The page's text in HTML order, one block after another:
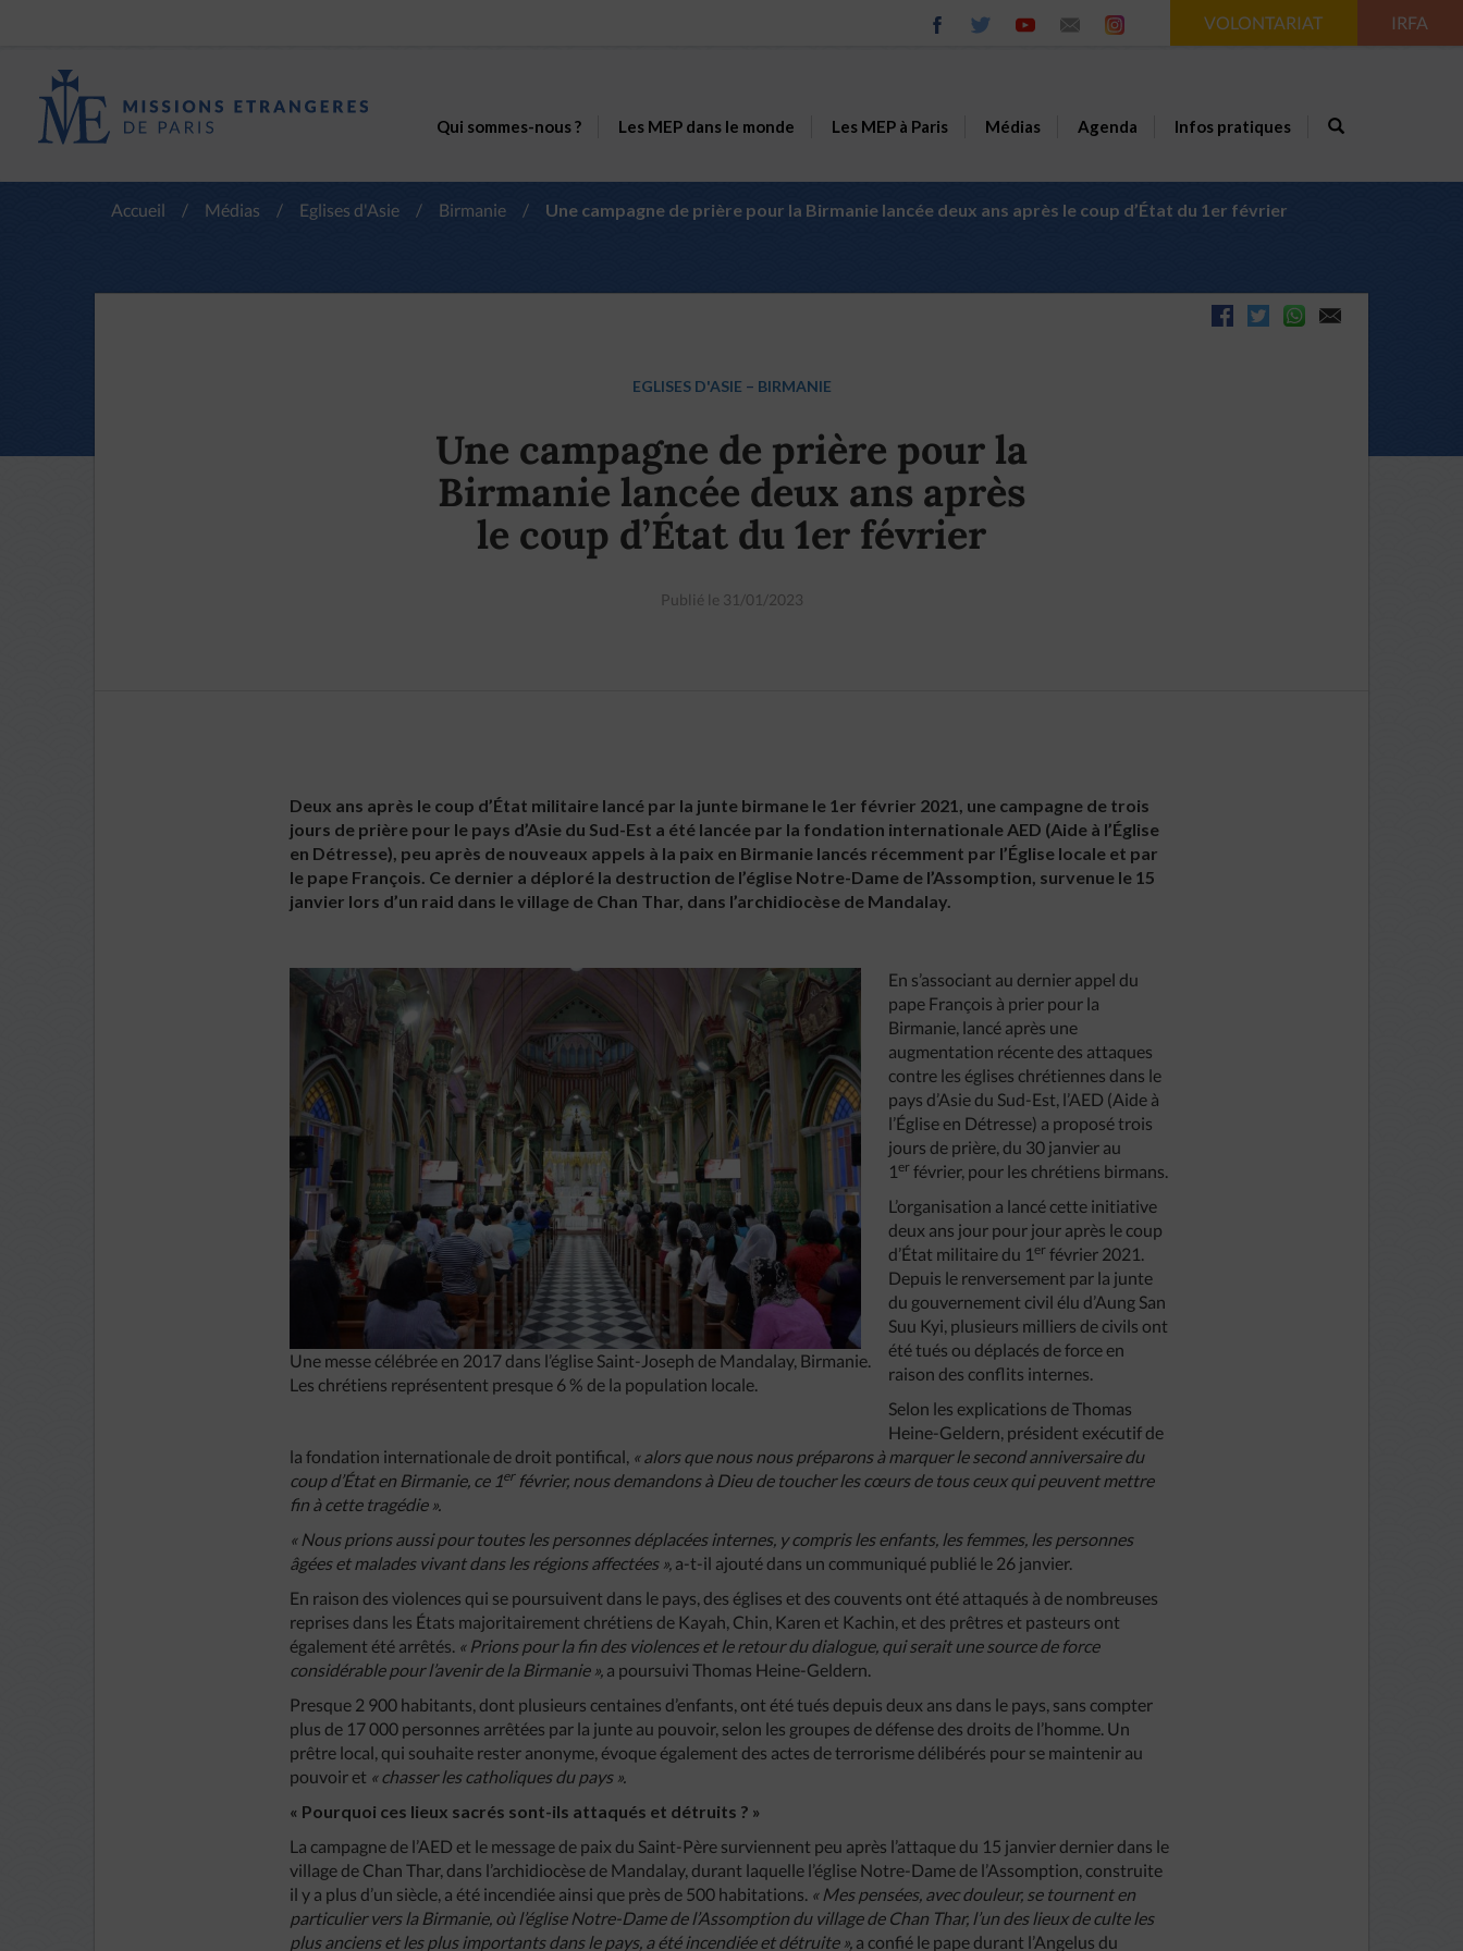
VOLONTARIAT IRFA
Qui sommes-nous ? Les MEP dans le monde Les MEP à Paris Médias Agenda Infos pratiques
Accueil / Médias / Eglises d'Asie / Birmanie / Une campagne de prière pour la Birmanie lancée deux ans après le coup d’État du 1er février
EGLISES D'ASIE – BIRMANIE
Une campagne de prière pour la
Birmanie lancée deux ans après
le coup d’État du 1er février
Publié le 31/01/2023
Deux ans après le coup d’État militaire lancé par la junte birmane le 1er février 2021, une campagne de trois
jours de prière pour le pays d’Asie du Sud-Est a été lancée par la fondation internationale AED (Aide à l’Église
en Détresse), peu après de nouveaux appels à la paix en Birmanie lancés récemment par l’Église locale et par
le pape François. Ce dernier a déploré la destruction de l’église Notre-Dame de l’Assomption, survenue le 15
janvier lors d’un raid dans le village de Chan Thar, dans l’archidiocèse de Mandalay.
Une messe célébrée en 2017 dans l’église Saint-Joseph de Mandalay, Birmanie.
Les chrétiens représentent presque 6 % de la population locale.
En s’associant au dernier appel du
pape François à prier pour la
Birmanie, lancé après une
augmentation récente des attaques
contre les églises chrétiennes dans le
pays d’Asie du Sud-Est, l’AED (Aide à
l’Église en Détresse) a proposé trois
jours de prière, du 30 janvier au
1er février, pour les chrétiens birmans.
L’organisation a lancé cette initiative
deux ans jour pour jour après le coup
d’État militaire du 1er février 2021.
Depuis le renversement par la junte
du gouvernement civil élu d’Aung San
Suu Kyi, plusieurs milliers de civils ont
été tués ou déplacés de force en
raison des conflits internes.
Selon les explications de Thomas
Heine-Geldern, président exécutif de
la fondation internationale de droit pontifical, « alors que nous nous préparons à marquer le second anniversaire du
coup d’État en Birmanie, ce 1erfévrier, nous demandons à Dieu de toucher les cœurs de tous ceux qui peuvent mettre
fin à cette tragédie ».
« Nous prions aussi pour toutes les personnes déplacées internes, y compris les enfants, les femmes, les personnes
âgées et malades vivant dans les régions affectées », a-t-il ajouté dans un communiqué publié le 26 janvier.
En raison des violences qui se poursuivent dans le pays, des églises et des couvents ont été attaqués à de nombreuses
reprises dans les États majoritairement chrétiens de Kayah, Chin, Karen et Kachin, et des prêtres et pasteurs ont
également été arrêtés. « Prions pour la fin des violences et le retour du dialogue, qui serait une source de force
considérable pour l’avenir de la Birmanie », a poursuivi Thomas Heine-Geldern.
Presque 2 900 habitants, dont plusieurs centaines d’enfants, ont été tués depuis deux ans dans le pays, sans compter
plus de 17 000 personnes arrêtées par la junte au pouvoir, selon les groupes de défense des droits de l’homme. Un
prêtre local, qui souhaite rester anonyme, évoque également des actes de terrorisme délibérés pour se maintenir au
pouvoir et « chasser les catholiques du pays ».
« Pourquoi ces lieux sacrés sont-ils attaqués et détruits ? »
La campagne de l’AED et le message de paix du Saint-Père surviennent peu après l’attaque du 15 janvier dernier dans le
village de Chan Thar, dans l’archidiocèse de Mandalay, durant laquelle l’église Notre-Dame de l’Assomption, construite
il y a plus d’un siècle, a été incendiée ainsi que près de 500 habitations. « Mes pensées, avec douleur, se tournent en
particulier vers la Birmanie, où l’église Notre-Dame de l’Assomption du village de Chan Thar, l’un des lieux de culte les
plus anciens et les plus importants dans le pays, a été incendiée et détruite », a confié le pape durant l’Angelus du